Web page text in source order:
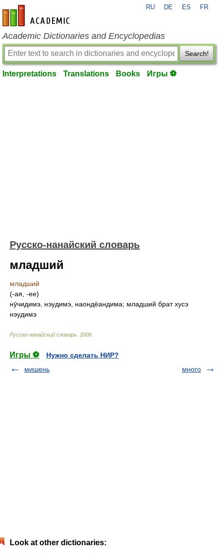
en-academic.com
RU DE ES FR
Academic Dictionaries and Encyclopedias
Search!
Interpretations Translations Books Игры ⚽
Русско-нанайский словарь
младший
младший
(-ая, -ее)
нӯчидимэ, нэудимэ, наондёандима; младший брат хусэ
нэудимэ
Русско-нанайский словарь 2009
Игры ⚽
Нужно сделать НИР?
мишень
много
Look at other dictionaries: